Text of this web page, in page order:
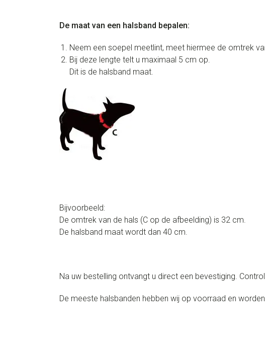
De maat van een halsband bepalen:
Neem een soepel meetlint, meet hiermee de omtrek
Bij deze lengte telt u maximaal 5 cm op.
Dit is de halsband maat.
Bijvoorbeeld:
De omtrek van de hals (C op de afbeelding) is 32 cm.
De halsband maat wordt dan 40 cm.
Na uw bestelling ontvangt u direct een bevestiging.
De meeste halsbanden hebben wij op voorraad en